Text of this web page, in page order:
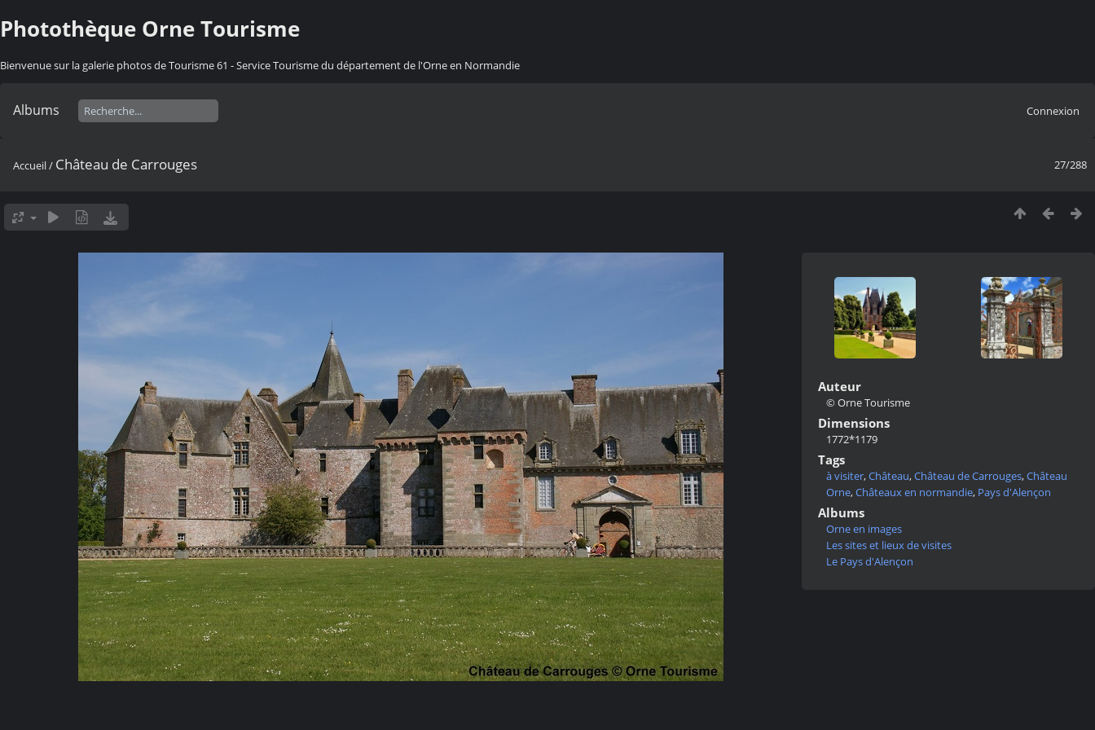
Photothèque Orne Tourisme
Bienvenue sur la galerie photos de Tourisme 61 - Service Tourisme du département de l'Orne en Normandie
Albums Connexion
27/288
Accueil/ Château de Carrouges
Auteur
© Orne Tourisme
Dimensions
1772*1179
Tags
à visiter,Château,Château de Carrouges,Château
Orne,Châteaux en normandie, Pays d'Alençon
Albums
Orne en images
Les sites et lieux de visites
Le Pays d'Alençon